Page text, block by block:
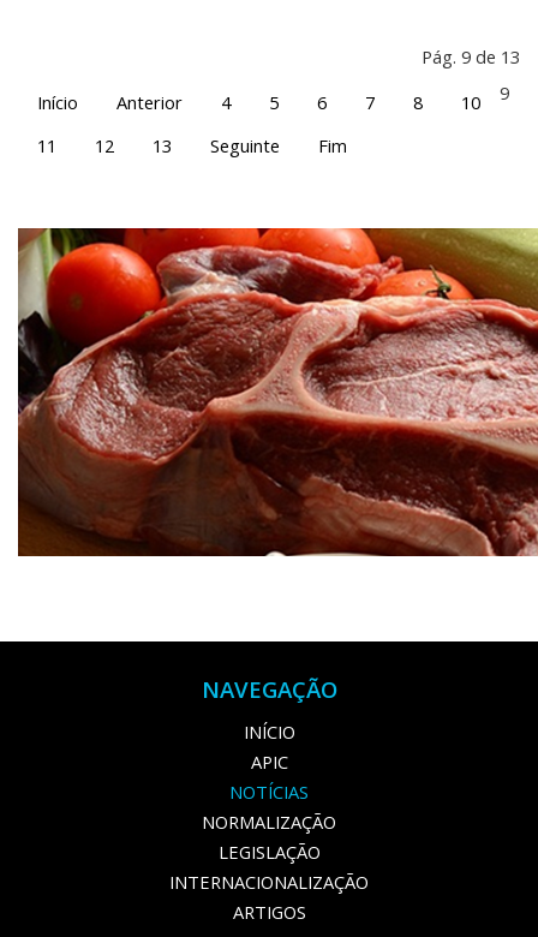
Pág. 9 de 13
Início
Anterior 4 5 6 7 8 9
10
11
12 13 Seguinte Fim
NAVEGAÇÃO
INÍCIO
APIC
NOTÍCIAS
NORMALIZAÇÃO
LEGISLAÇÃO
INTERNACIONALIZAÇÃO
ARTIGOS